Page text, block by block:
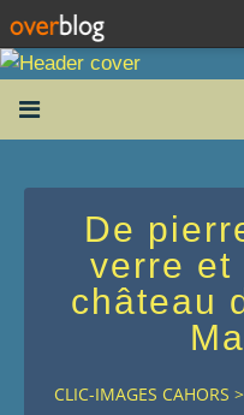
De
verre et
château
CLIC-IMAGES CAHORS >